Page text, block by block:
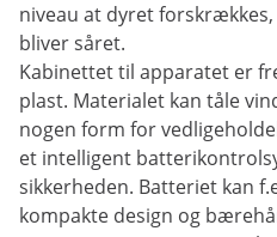
niveau at dyret
bliver såret.
Kabinettet til apparatet er
plast. Materialet kan tåle
nogen form for
et intelligent
sikkerheden. Batteriet kan
kompakte design og